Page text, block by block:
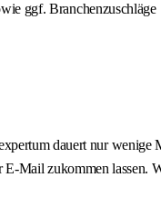
ggf. Branchenzuschläge
dauert nur wenige
Mail zukommen lassen.